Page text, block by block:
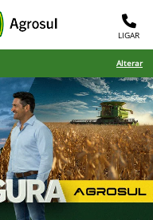
LIGAR
Alterar